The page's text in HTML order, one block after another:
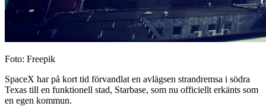
Foto: Freepik
SpaceX har på kort tid förvandlat en avlägsen strandremsa i södra
Texas till en funktionell stad, Starbase, som nu officiellt erkänts som
en egen kommun.